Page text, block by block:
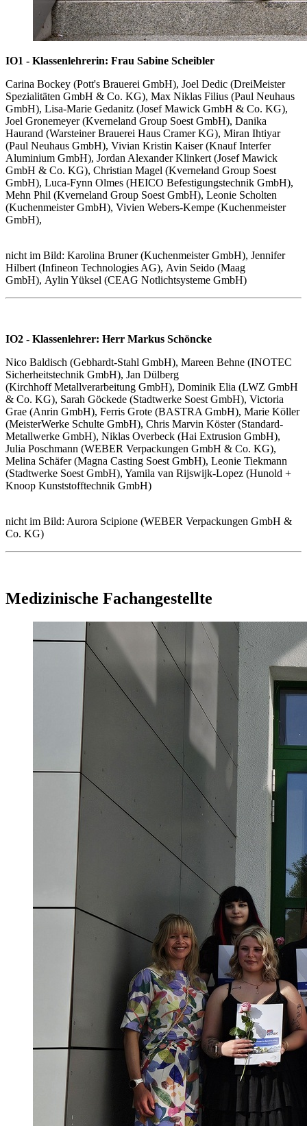
IO1 - Klassenlehrerin: Frau Sabine Scheibler
Carina Bockey (Pott's Brauerei GmbH), Joel Dedic (DreiMeister
Spezialitäten GmbH & Co. KG), Max Niklas Filius (Paul Neuhaus
GmbH), Lisa-Marie Gedanitz (Josef Mawick GmbH & Co. KG),
Joel Gronemeyer (Kverneland Group Soest GmbH), Danika
Haurand (Warsteiner Brauerei Haus Cramer KG), Miran Ihtiyar
(Paul Neuhaus GmbH), Vivian Kristin Kaiser (Knauf Interfer
Aluminium GmbH), Jordan Alexander Klinkert (Josef Mawick
GmbH & Co. KG), Christian Magel (Kverneland Group Soest
GmbH), Luca-Fynn Olmes (HEICO Befestigungstechnik GmbH),
Mehn Phil (Kverneland Group Soest GmbH), Leonie Scholten
(Kuchenmeister GmbH), Vivien Webers-Kempe (Kuchenmeister
GmbH),
nicht im Bild: Karolina Bruner (Kuchenmeister GmbH), Jennifer
Hilbert (Infineon Technologies AG), Avin Seido (Maag
GmbH), Aylin Yüksel (CEAG Notlichtsysteme GmbH)
IO2 - Klassenlehrer: Herr Markus Schöncke
Nico Baldisch (Gebhardt-Stahl GmbH), Mareen Behne (INOTEC
Sicherheitstechnik GmbH), Jan Dülberg
(Kirchhoff Metallverarbeitung GmbH), Dominik Elia (LWZ GmbH
& Co. KG), Sarah Göckede (Stadtwerke Soest GmbH), Victoria
Grae (Anrin GmbH), Ferris Grote (BASTRA GmbH), Marie Köller
(MeisterWerke Schulte GmbH), Chris Marvin Köster (Standard-
Metallwerke GmbH), Niklas Overbeck (Hai Extrusion GmbH),
Julia Poschmann (WEBER Verpackungen GmbH & Co. KG),
Melina Schäfer (Magna Casting Soest GmbH), Leonie Tiekmann
(Stadtwerke Soest GmbH), Yamila van Rijswijk-Lopez (Hunold +
Knoop Kunststofftechnik GmbH)
nicht im Bild: Aurora Scipione (WEBER Verpackungen GmbH &
Co. KG)
Medizinische Fachangestellte